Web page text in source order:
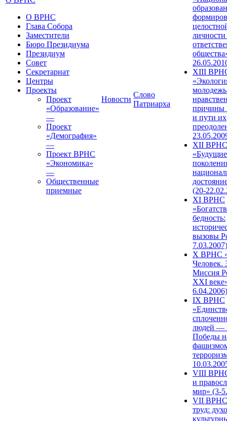
О ВРНС
Глава Собора
Заместители
Бюро Президиума
Президиум
Совет
Секретариат
Центры
Проекты
Проект
«Образование»
—
Проект
«Демография»
—
Проект ВРНС
«Экономика»
—
Общественные
приемные
Новости
Слово
Патриарха
XIII
причины
и пути их
XII ВРНС
«Будущие
(20-
XI ВРНС
бедность:
вызовы
7.03.2007)
X ВРНС
Человек.
Миссия
XXI
6.04.2006)
IX ВРНС
людей —
Победы
VIII
и
мир» (3-
VII ВРНС
труд: